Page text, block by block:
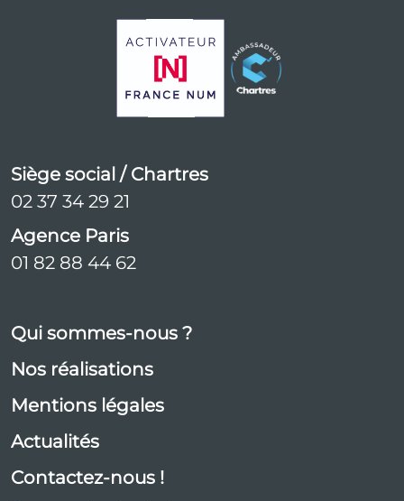
Siège social / Chartres
02 37 34 29 21
Agence Paris
01 82 88 44 62
Qui sommes-nous ?
Nos réalisations
Mentions légales
Actualités
Contactez-nous !